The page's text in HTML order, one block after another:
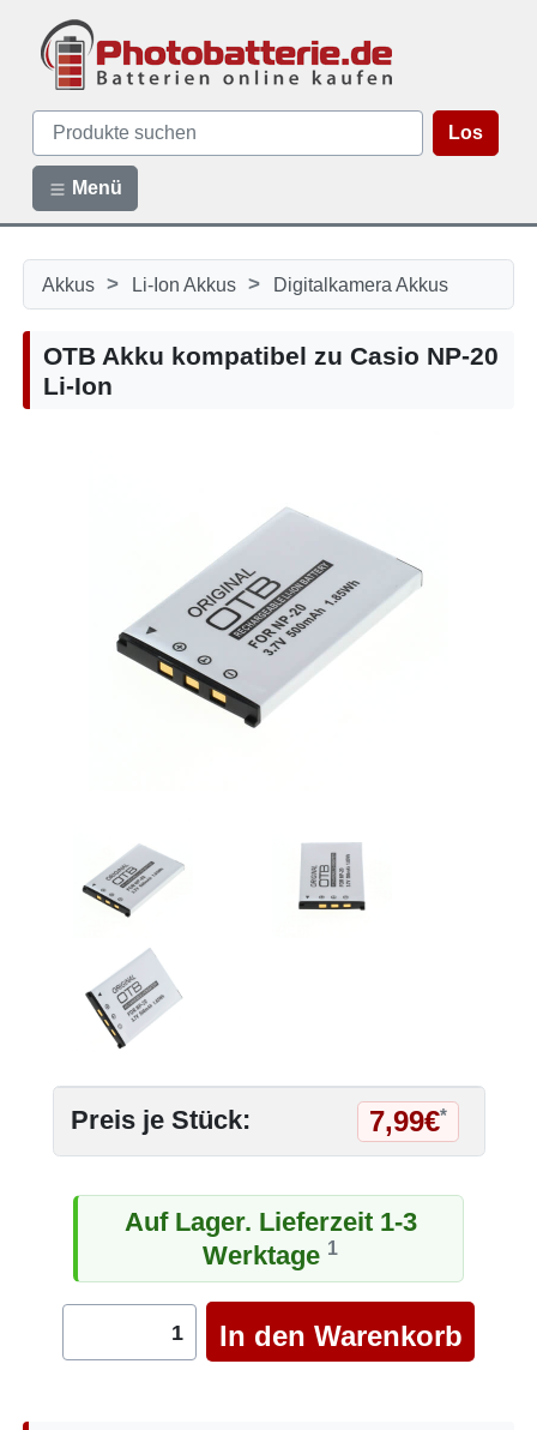
Los
Menü
Akkus > Li-Ion Akkus > Digitalkamera Akkus
OTB Akku kompatibel zu Casio NP-20
Li-Ion
Preis je Stück: 7,99€*
Auf Lager. Lieferzeit 1-3
Werktage 1